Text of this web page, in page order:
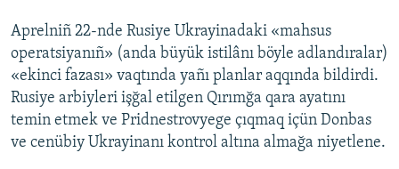
Aprelniñ 22-nde Rusiye Ukrayinadaki «mahsus
operatsiyanıñ» (anda büyük istilânı böyle adlandıralar)
«ekinci fazası» vaqtında yañı planlar aqqında bildirdi.
Rusiye arbiyleri işğal etilgen Qırımğa qara ayatını
temin etmek ve Pridnestrovyege çıqmaq içün Donbas
ve cenübiy Ukrayinanı kontrol altına almağa niyetlene.